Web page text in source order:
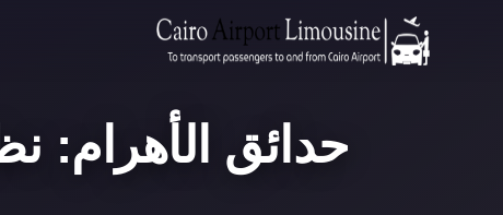
حدائق الأهرام: